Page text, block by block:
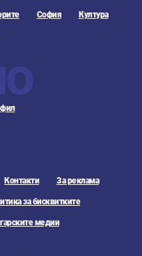
София Култура
Контакти За реклама
за бисквитките
медии